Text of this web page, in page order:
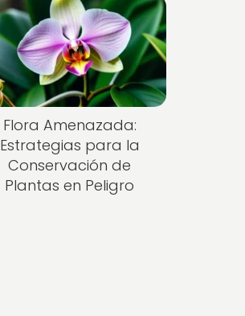
Flora Amenazada:
Estrategias para la
Conservación de
Plantas en Peligro